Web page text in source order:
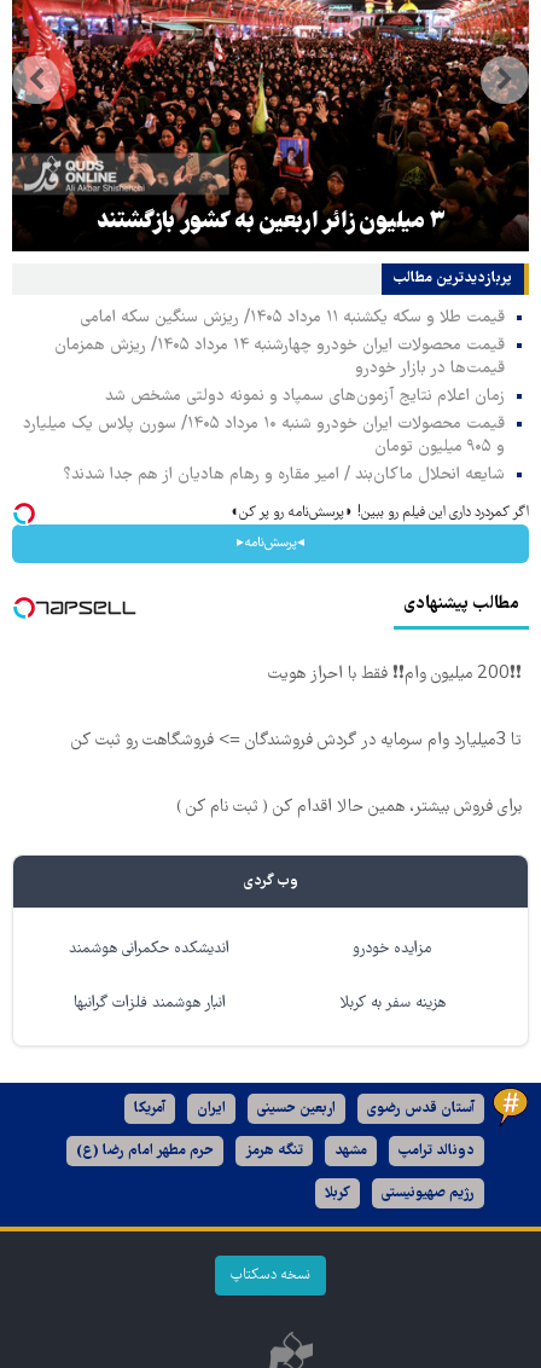
۳ میلیون زائر اربعین به کشور بازگشتند
پربازدیدترین‌ مطالب
قیمت طلا و سکه یکشنبه ۱۱ مرداد ۱۴۰۵/ ریزش سنگین سکه امامی
قیمت محصولات ایران خودرو چهارشنبه ۱۴ مرداد ۱۴۰۵/ ریزش همزمان
قیمت‌ها در بازار خودرو
زمان اعلام نتایج آزمون‌های سمپاد و نمونه دولتی مشخص شد
قیمت محصولات ایران خودرو شنبه ۱۰ مرداد ۱۴۰۵/ سورن پلاس یک میلیارد
و ۹۰۵ میلیون تومان
شایعه انحلال ماکان‌بند / امیر مقاره و رهام هادیان از هم جدا شدند؟
اگر کمردرد داری این فیلم رو ببین! ◗پرسش‌نامه رو پر کن◖
◂پرسش‌نامه▸
مطالب پیشنهادی
❗❗200 میلیون وام❗❗ فقط با احراز هویت
تا 3میلیارد وام سرمایه در گردش فروشندگان => فروشگاهت رو ثبت کن
برای فروش بیشتر، همین حالا اقدام کن ( ثبت نام کن )
وب گردی
مزایده خودرو اندیشکده حکمرانی هوشمند
هزینه سفر به کربلا انبار هوشمند فلزات گرانبها
آستان قدس رضوی اربعین حسینی ایران آمریکا
دونالد ترامپ مشهد تنگه هرمز حرم مطهر امام رضا (ع)
رژیم صهیونیستی کربلا
نسخه دسکتاپ